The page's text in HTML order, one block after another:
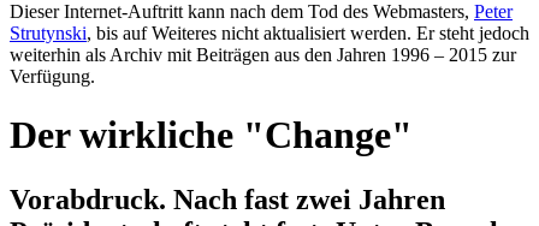
Dieser Internet-Auftritt kann nach dem Tod des Webmasters, Peter
Strutynski, bis auf Weiteres nicht aktualisiert werden. Er steht jedoch
weiterhin als Archiv mit Beiträgen aus den Jahren 1996 – 2015 zur
Verfügung.
Der wirkliche "Change"
Vorabdruck. Nach fast zwei Jahren